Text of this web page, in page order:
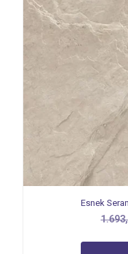
Esnek